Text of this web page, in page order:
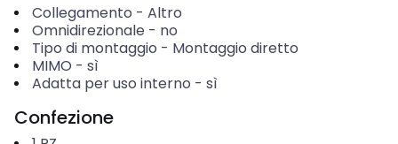
Collegamento - Altro
Omnidirezionale - no
Tipo di montaggio - Montaggio diretto
MIMO - sì
Adatta per uso interno - sì
Confezione